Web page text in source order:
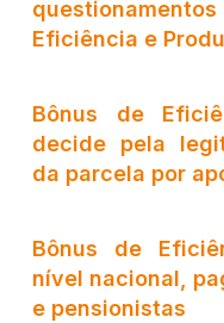
Eficiência e
Bônus de
decide pela
da parcela por
Bônus de
nível nacional,
e pensionistas